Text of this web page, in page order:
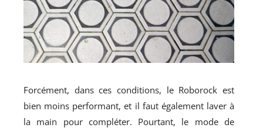
Forcément, dans ces conditions, le Roborock est
bien moins performant, et il faut également laver à
la main pour compléter. Pourtant, le mode de